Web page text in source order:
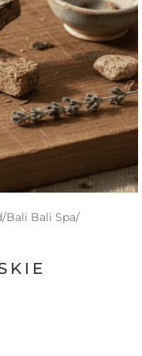
/Bali Bali Spa/